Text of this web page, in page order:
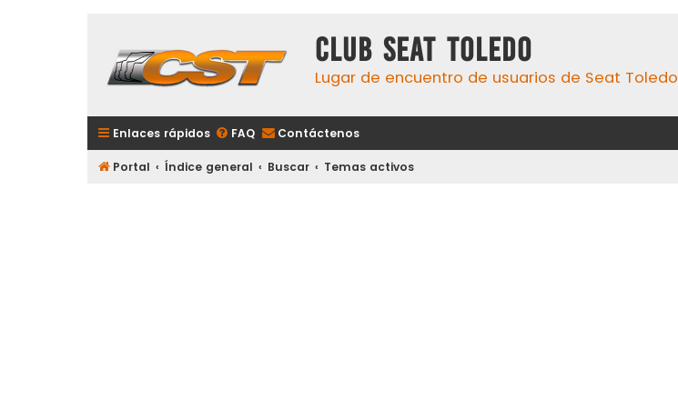
Club Seat Toledo
Lugar de encuentro de usuarios de Seat Toledo
Enlaces rápidos FAQ Contáctenos
Portal Índice general Buscar Temas activos